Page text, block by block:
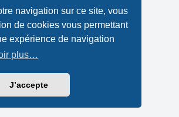
navigation sur ce site, vous
de cookies vous permettant
expérience de navigation
plus…
J’accepte